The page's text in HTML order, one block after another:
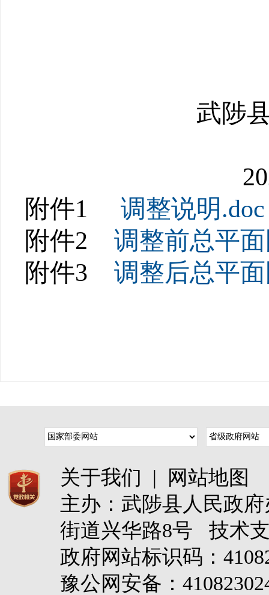
武陟县自
附件1
调整说明.doc
附件2 调整前总平
附件3 调整后总平
关于我们 |
网站地图
主办：武陟县人民政
街道兴华路8号 技术
政府网站标识码：
豫公网安备：